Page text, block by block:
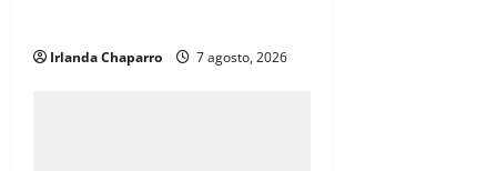
Irlanda Chaparro 7 agosto, 2026